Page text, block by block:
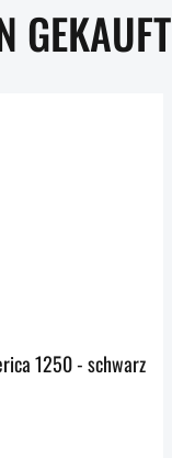
GEKAUFT
Wunderlich Lenkererhöhung Ergo+ Pan America 1250 - schwarz